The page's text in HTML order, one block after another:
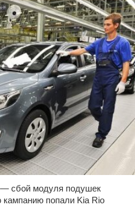
— сбой модуля подушек
кампанию попали Kia Rio